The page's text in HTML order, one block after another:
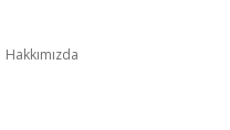
Hakkımızda